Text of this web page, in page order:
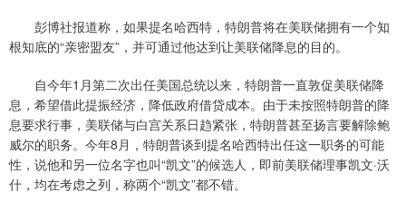
彭博社报道称，如果提名哈西特，特朗普将在美联储拥有一个知
根知底的“亲密盟友”，并可通过他达到让美联储降息的目的。
自今年1月第二次出任美国总统以来，特朗普一直敦促美联储降
息，希望借此提振经济，降低政府借贷成本。由于未按照特朗普的降
息要求行事，美联储与白宫关系日趋紧张，特朗普甚至扬言要解除鲍
威尔的职务。今年8月，特朗普谈到提名哈西特出任这一职务的可能
性，说他和另一位名字也叫“凯文”的候选人，即前美联储理事凯文·沃
什，均在考虑之列，称两个“凯文”都不错。